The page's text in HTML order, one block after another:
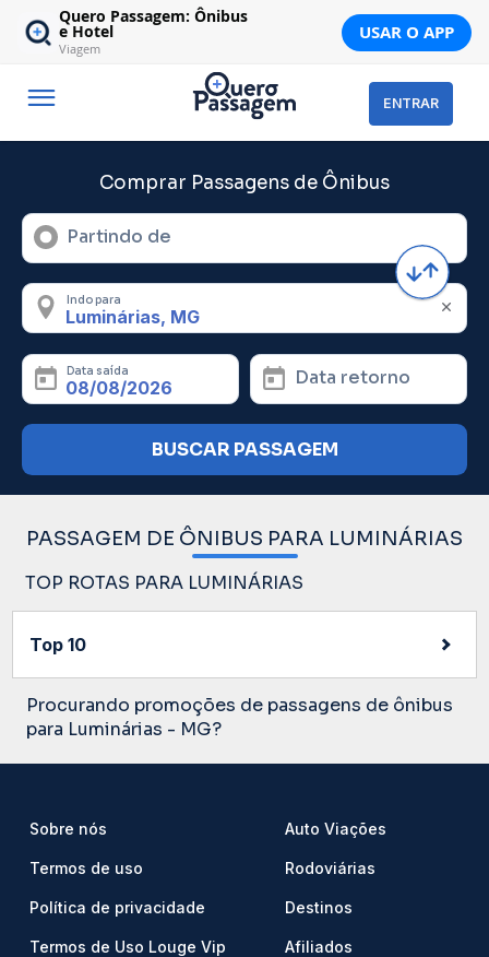
Quero Passagem: Ônibus
e Hotel
Viagem
USAR O APP
ENTRAR
Comprar Passagens de Ônibus
Partindo de
Indo para
Data saída Data retorno
BUSCAR PASSAGEM
PASSAGEM DE ÔNIBUS PARA LUMINÁRIAS
TOP ROTAS PARA LUMINÁRIAS
Top 10
Procurando promoções de passagens de ônibus
para Luminárias - MG?
Sobre nós
Termos de uso
Política de privacidade
Termos de Uso Louge Vip
Auto Viações
Rodoviárias
Destinos
Afiliados